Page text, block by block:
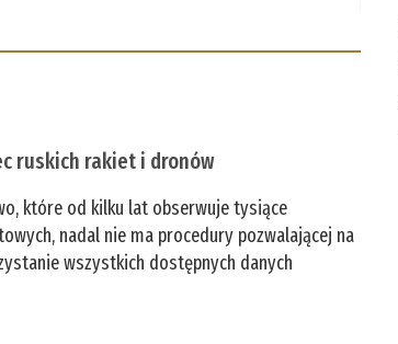
ruskich rakiet i dronów
które od kilku lat obserwuje tysiące
nadal nie ma procedury pozwalającej na
wszystkich dostępnych danych